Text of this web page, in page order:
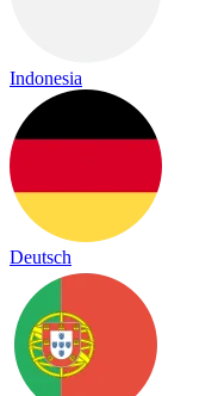
Indonesia
Deutsch